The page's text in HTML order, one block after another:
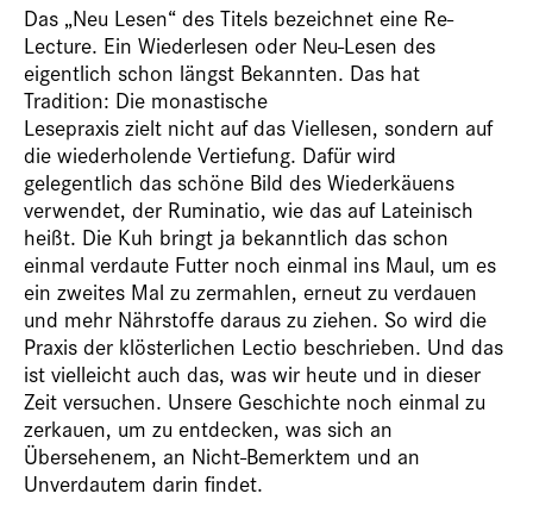
Das „Neu Lesen“ des Titels bezeichnet eine Re-
Lecture. Ein Wiederlesen oder Neu-Lesen des
eigentlich schon längst Bekannten. Das hat
Tradition: Die monastische­
Lesepraxis zielt nicht auf das Viellesen, sondern auf
die wiederholende Vertiefung. Dafür wird
gelegentlich das schöne Bild des Wiederkäuens
verwendet, der Ruminatio, wie das auf Lateinisch
heißt. Die Kuh bringt ja bekanntlich das schon
einmal verdaute Futter noch einmal ins Maul, um es
ein zweites Mal zu zermahlen, erneut zu verdauen
und mehr Nährstoffe daraus zu ziehen. So wird die
Praxis der klösterlichen Lectio beschrieben. Und das
ist vielleicht auch das, was wir heute und in dieser
Zeit versuchen. Unsere Geschichte noch einmal zu
zerkauen, um zu entdecken, was sich an
Übersehenem, an Nicht-Bemerktem und an
Unverdautem darin findet.